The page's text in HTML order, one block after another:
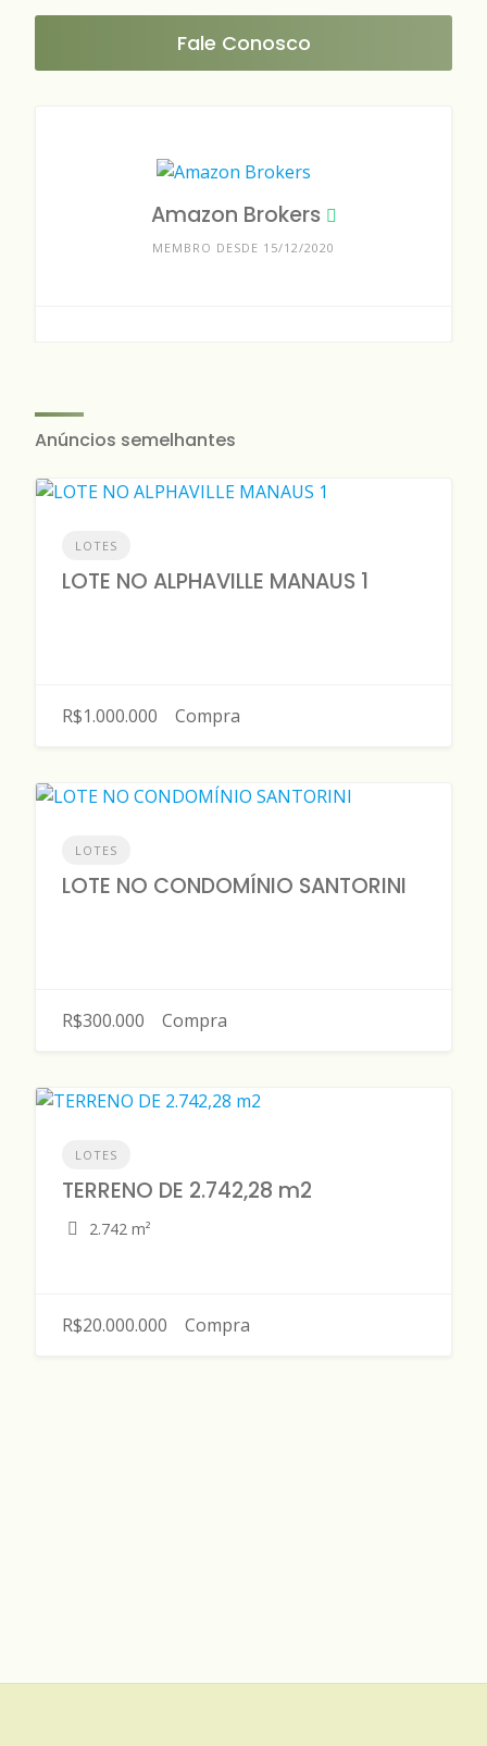
Fale Conosco
Amazon Brokers
MEMBRO DESDE 15/12/2020
Anúncios semelhantes
LOTES
LOTE NO ALPHAVILLE MANAUS 1
R$1.000.000 Compra
LOTES
LOTE NO CONDOMÍNIO SANTORINI
R$300.000 Compra
LOTES
TERRENO DE 2.742,28 m2
2.742 m²
R$20.000.000 Compra